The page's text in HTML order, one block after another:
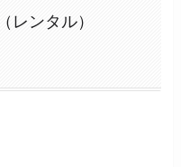
レンタル）